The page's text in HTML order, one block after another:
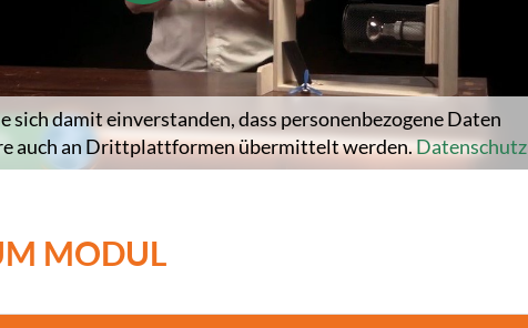
sich damit einverstanden, dass personenbezogene Daten
auch an Drittplattformen übermittelt werden.Datenschutz
MODUL